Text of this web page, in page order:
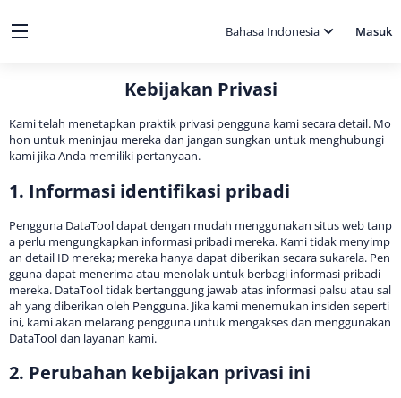
Bahasa Indonesia Masuk
Kebijakan Privasi
Kami telah menetapkan praktik privasi pengguna kami secara detail. Mo
hon untuk meninjau mereka dan jangan sungkan untuk menghubungi
kami jika Anda memiliki pertanyaan.
1. Informasi identifikasi pribadi
Pengguna DataTool dapat dengan mudah menggunakan situs web tanp
a perlu mengungkapkan informasi pribadi mereka. Kami tidak menyimp
an detail ID mereka; mereka hanya dapat diberikan secara sukarela. Pen
gguna dapat menerima atau menolak untuk berbagi informasi pribadi
mereka. DataTool tidak bertanggung jawab atas informasi palsu atau sal
ah yang diberikan oleh Pengguna. Jika kami menemukan insiden seperti
ini, kami akan melarang pengguna untuk mengakses dan menggunakan
DataTool dan layanan kami.
2. Perubahan kebijakan privasi ini